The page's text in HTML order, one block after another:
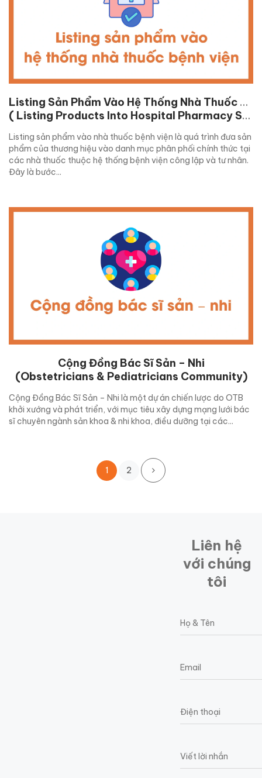
Listing Sản Phẩm Vào Hệ Thống Nhà Thuốc Bệnh Viện
( Listing Products Into Hospital Pharmacy System )
Listing sản phẩm vào nhà thuốc bệnh viện là quá trình đưa sản
phẩm của thương hiệu vào danh mục phân phối chính thức tại
các nhà thuốc thuộc hệ thống bệnh viện công lập và tư nhân.
Đây là bước...
Cộng Đồng Bác Sĩ Sản – Nhi
(Obstetricians & Pediatricians Community)
Cộng Đồng Bác Sĩ Sản – Nhi là một dự án chiến lược do OTB
khởi xướng và phát triển, với mục tiêu xây dựng mạng lưới bác
sĩ chuyên ngành sản khoa & nhi khoa, điều dưỡng tại các...
1 2
Liên hệ
với chúng
tôi